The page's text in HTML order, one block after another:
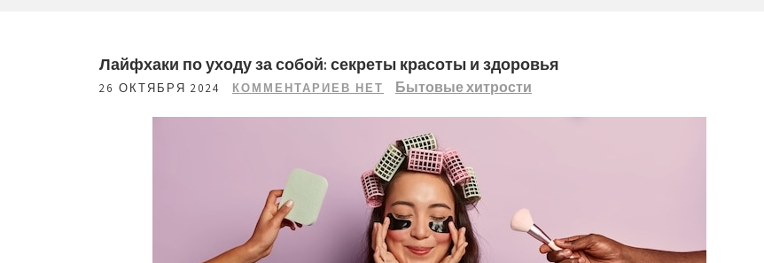
Лайфхаки по уходу за собой: секреты красоты и здоровья
26 ОКТЯБРЯ 2024 КОММЕНТАРИЕВ НЕТ Бытовые хитрости